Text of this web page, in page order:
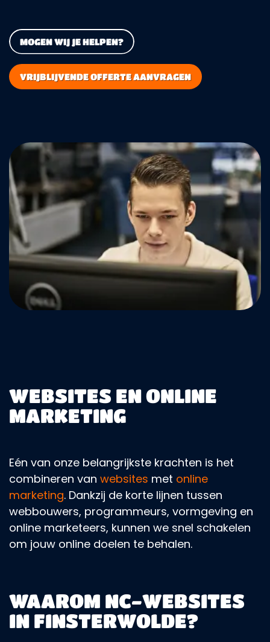
MOGEN WIJ JE HELPEN?
VRIJBLIJVENDE OFFERTE AANVRAGEN
WEBSITES EN ONLINE
MARKETING
Eén van onze belangrijkste krachten is het
combineren van websites met online
marketing. Dankzij de korte lijnen tussen
webbouwers, programmeurs, vormgeving en
online marketeers, kunnen we snel schakelen
om jouw online doelen te behalen.
WAAROM NC-WEBSITES
IN FINSTERWOLDE?